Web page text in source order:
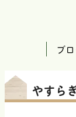
ブ
やすら